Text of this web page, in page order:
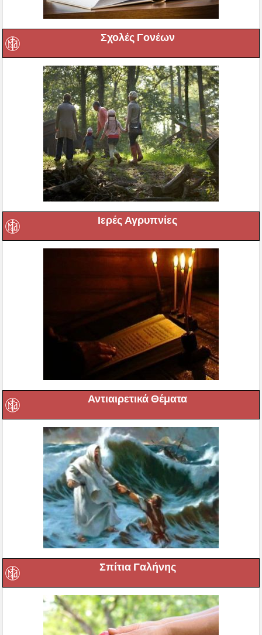
Σχολές Γονέων
Ιερές Αγρυπνίες
Αντιαιρετικά Θέματα
Σπίτια Γαλήνης